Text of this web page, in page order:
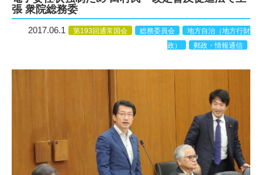
張 衆院総務委
2017.06.1 第193回通常国会 総務委員会
地方自治（地方行財
政）
郵政・情報通信